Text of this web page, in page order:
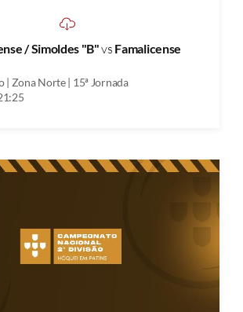
/ Simoldes "B"vs Famalicense
| Zona Norte | 15ª Jornada